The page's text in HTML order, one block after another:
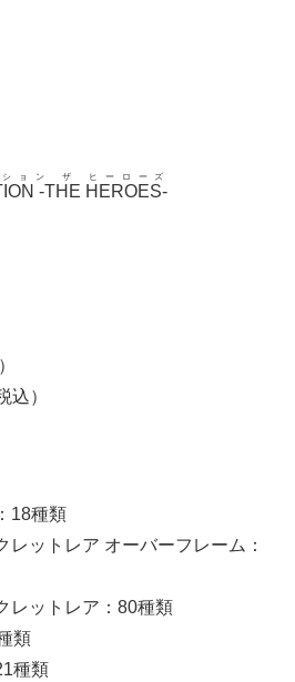
-THE HEROES-
ョン ザ ヒーローズ
込）
18種類
レットレア オーバーフレーム：
レットレア：80種類
類
種類